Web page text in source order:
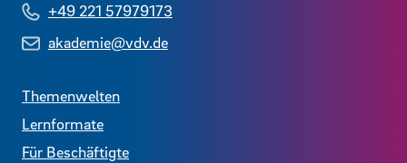
+49 221 57979173
akademie@vdv.de
Themenwelten
Lernformate
Für Beschäftigte